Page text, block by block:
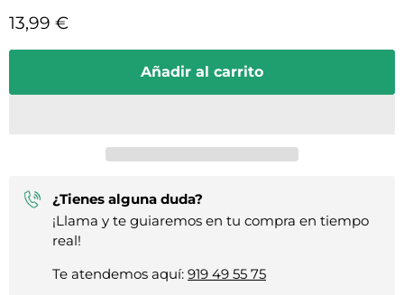
Precio actual
13,99 €
Añadir al carrito
¿Tienes alguna duda?
¡Llama y te guiaremos en tu compra en tiempo
real!
Te atendemos aquí: 919 49 55 75